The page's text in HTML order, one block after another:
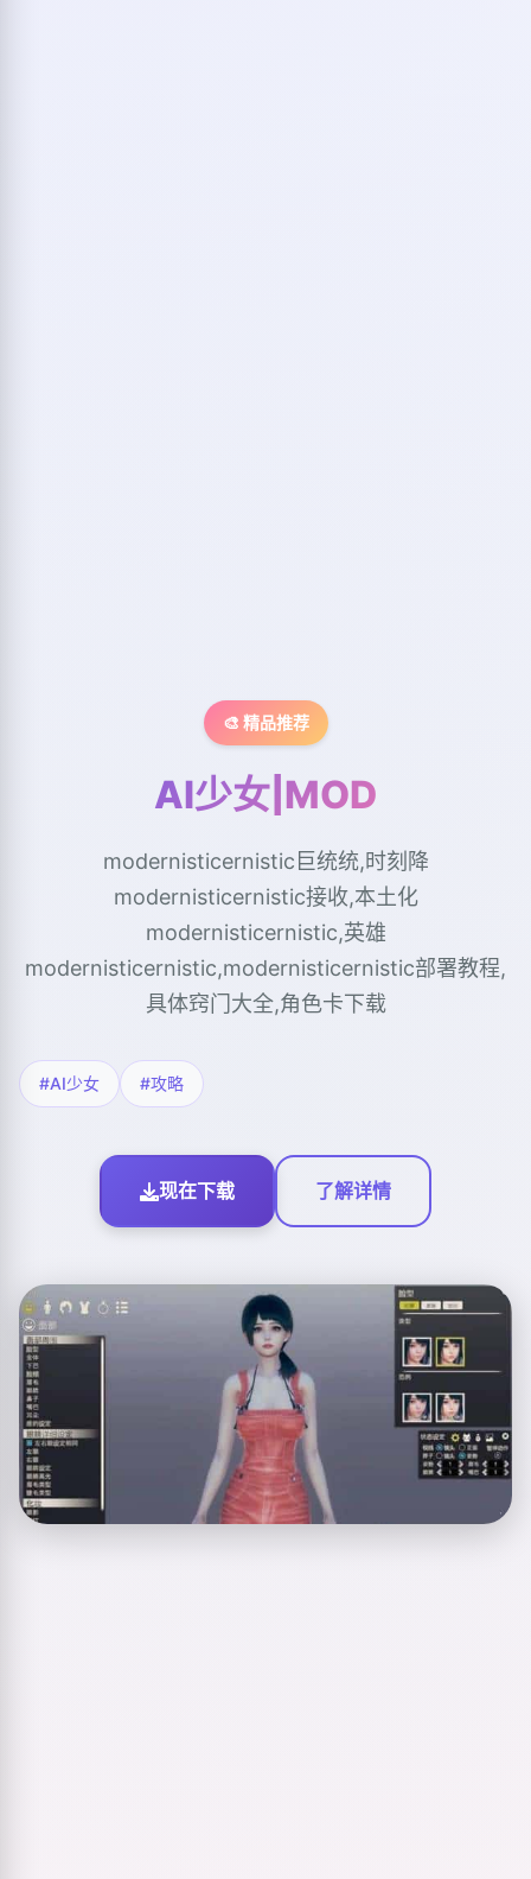
🎨 精品推荐
AI少女|MOD
modernisticernistic巨统统,时刻降
modernisticernistic接收,本土化
modernisticernistic,英雄
modernisticernistic,modernisticernistic部署教程,
具体窍门大全,角色卡下载
#AI少女 #攻略
现在下载 了解详情